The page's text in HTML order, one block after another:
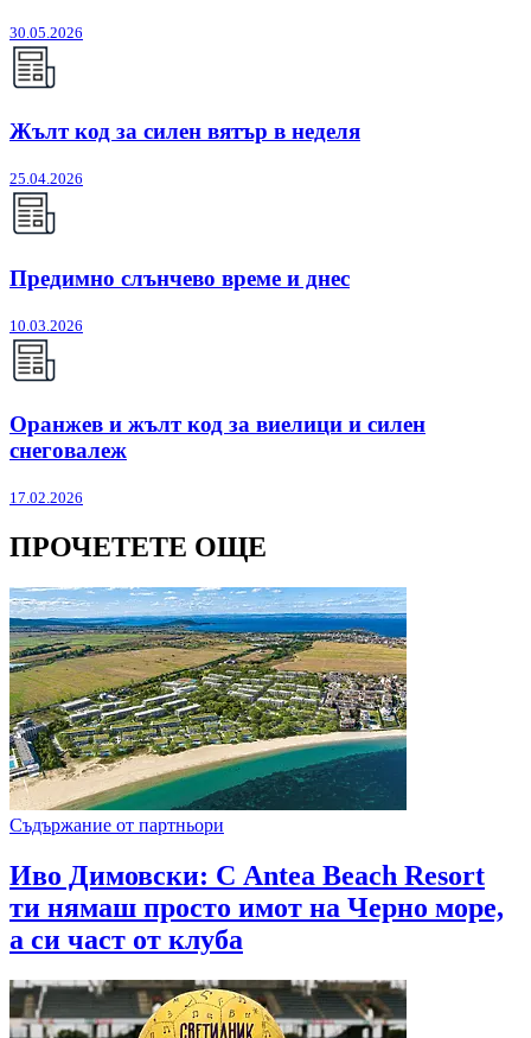
30.05.2026
Жълт код за силен вятър в неделя
25.04.2026
Предимно слънчево време и днес
10.03.2026
Оранжев и жълт код за виелици и силен
снеговалеж
17.02.2026
ПРОЧЕТЕТЕ ОЩЕ
Съдържание от партньори
Иво Димовски: С Antea Beach Resort
ти нямаш просто имот на Черно море,
а си част от клуба